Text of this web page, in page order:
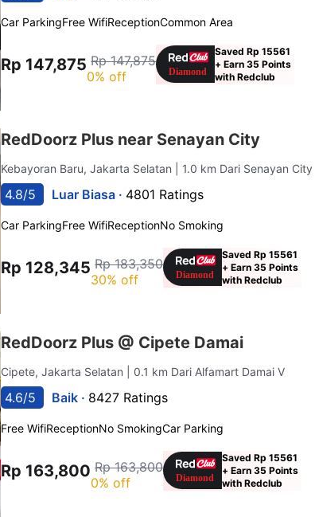
Car ParkingFree WifiReceptionCommon Area
Rp 147,875 Rp 147,875
0% off
Saved Rp 15561
+ Earn 35 Points
with Redclub
RedDoorz Plus near Senayan City
Kebayoran Baru, Jakarta Selatan | 1.0 km Dari Senayan City
4.8/5 Luar Biasa · 4801 Ratings
Car ParkingFree WifiReceptionNo Smoking
Rp 128,345 Rp 183,350
30% off
Saved Rp 15561
+ Earn 35 Points
with Redclub
RedDoorz Plus @ Cipete Damai
Cipete, Jakarta Selatan | 0.1 km Dari Alfamart Damai V
4.6/5 Baik · 8427 Ratings
Free WifiReceptionNo SmokingCar Parking
Rp 163,800 Rp 163,800
0% off
Saved Rp 15561
+ Earn 35 Points
with Redclub